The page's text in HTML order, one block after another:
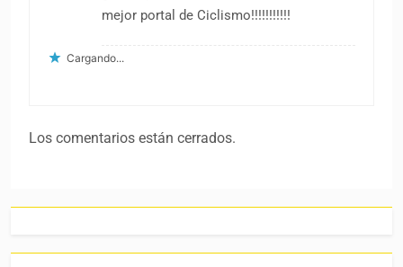
mejor portal de Ciclismo!!!!!!!!!!!
Cargando...
Los comentarios están cerrados.